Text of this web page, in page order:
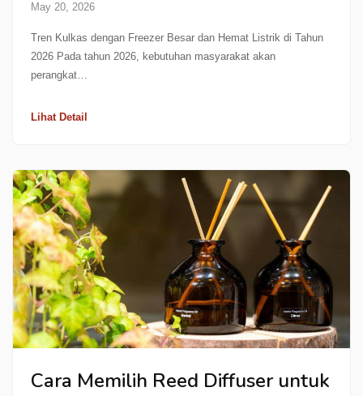
May 20, 2026
Tren Kulkas dengan Freezer Besar dan Hemat Listrik di Tahun
2026 Pada tahun 2026, kebutuhan masyarakat akan
perangkat…
Lihat Detail
Cara Memilih Reed Diffuser untuk